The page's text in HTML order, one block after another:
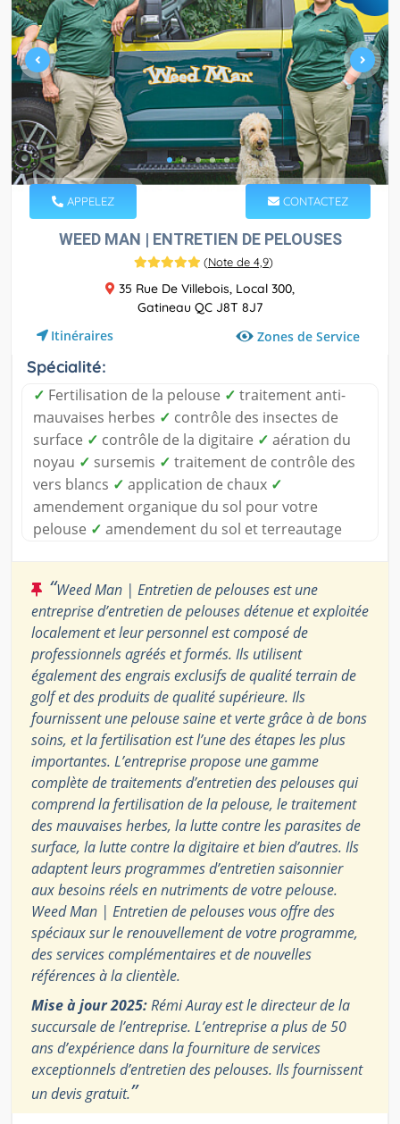
APPELEZ CONTACTEZ
WEED MAN | ENTRETIEN DE PELOUSES
(Note de 4,9)
35 Rue De Villebois, Local 300,
Gatineau QC J8T 8J7
Itinéraires Zones de Service
Spécialité:
✓ Fertilisation de la pelouse ✓ traitement anti-
mauvaises herbes ✓ contrôle des insectes de
surface ✓ contrôle de la digitaire ✓ aération du
noyau ✓ sursemis ✓ traitement de contrôle des
vers blancs ✓ application de chaux ✓
amendement organique du sol pour votre
pelouse ✓ amendement du sol et terreautage
“Weed Man | Entretien de pelouses est une
entreprise d’entretien de pelouses détenue et exploitée
localement et leur personnel est composé de
professionnels agréés et formés. Ils utilisent
également des engrais exclusifs de qualité terrain de
golf et des produits de qualité supérieure. Ils
fournissent une pelouse saine et verte grâce à de bons
soins, et la fertilisation est l’une des étapes les plus
importantes. L’entreprise propose une gamme
complète de traitements d’entretien des pelouses qui
comprend la fertilisation de la pelouse, le traitement
des mauvaises herbes, la lutte contre les parasites de
surface, la lutte contre la digitaire et bien d’autres. Ils
adaptent leurs programmes d’entretien saisonnier
aux besoins réels en nutriments de votre pelouse.
Weed Man | Entretien de pelouses vous offre des
spéciaux sur le renouvellement de votre programme,
des services complémentaires et de nouvelles
références à la clientèle.
Mise à jour 2025:Rémi Auray est le directeur de la
succursale de l’entreprise. L’entreprise a plus de 50
ans d’expérience dans la fourniture de services
exceptionnels d’entretien des pelouses. Ils fournissent
un devis gratuit.”